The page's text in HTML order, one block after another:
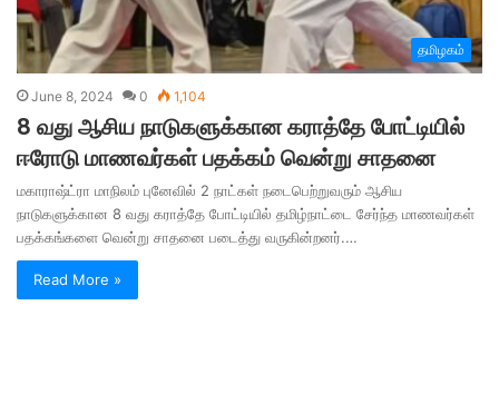
தமிழகம்
June 8, 2024 0 1,104
8 வது ஆசிய நாடுகளுக்கான கராத்தே போட்டியில்
ஈரோடு மாணவர்கள் பதக்கம் வென்று சாதனை
மகாராஷ்ட்ரா மாநிலம் புனேவில் 2 நாட்கள் நடைபெற்றுவரும் ஆசிய
நாடுகளுக்கான 8 வது கராத்தே போட்டியில் தமிழ்நாட்டை சேர்ந்த மாணவர்கள்
பதக்கங்களை வென்று சாதனை படைத்து வருகின்றனர்.…
Read More »